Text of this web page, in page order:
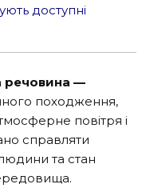
доступні
—
походження,
повітря і
справляти
та стан